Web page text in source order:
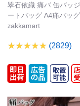
翠石依織 痛バ 缶バッ
ートバッグ A4痛バッ
zakkamart
(2829)